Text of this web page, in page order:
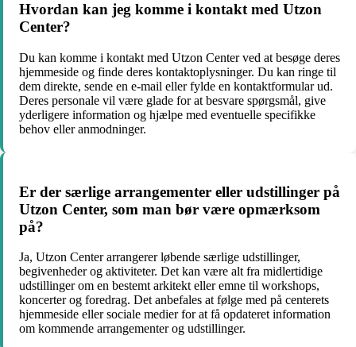
Hvordan kan jeg komme i kontakt med Utzon
Center?
Du kan komme i kontakt med Utzon Center ved at besøge deres
hjemmeside og finde deres kontaktoplysninger. Du kan ringe til
dem direkte, sende en e-mail eller fylde en kontaktformular ud.
Deres personale vil være glade for at besvare spørgsmål, give
yderligere information og hjælpe med eventuelle specifikke
behov eller anmodninger.
Er der særlige arrangementer eller udstillinger på
Utzon Center, som man bør være opmærksom
på?
Ja, Utzon Center arrangerer løbende særlige udstillinger,
begivenheder og aktiviteter. Det kan være alt fra midlertidige
udstillinger om en bestemt arkitekt eller emne til workshops,
koncerter og foredrag. Det anbefales at følge med på centerets
hjemmeside eller sociale medier for at få opdateret information
om kommende arrangementer og udstillinger.